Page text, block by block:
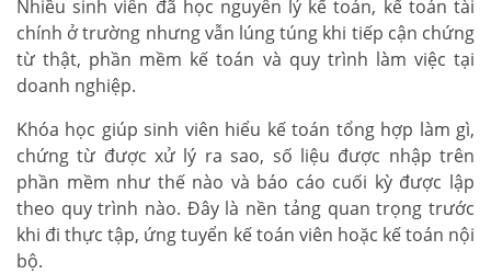
Nhiều sinh viên đã học nguyên lý kế toán, kế toán tài
chính ở trường nhưng vẫn lúng túng khi tiếp cận chứng
từ thật, phần mềm kế toán và quy trình làm việc tại
doanh nghiệp.
Khóa học giúp sinh viên hiểu kế toán tổng hợp làm gì,
chứng từ được xử lý ra sao, số liệu được nhập trên
phần mềm như thế nào và báo cáo cuối kỳ được lập
theo quy trình nào. Đây là nền tảng quan trọng trước
khi đi thực tập, ứng tuyển kế toán viên hoặc kế toán nội
bộ.